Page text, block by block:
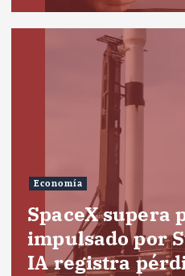
Economía
SpaceX supera
impulsado por
IA registra